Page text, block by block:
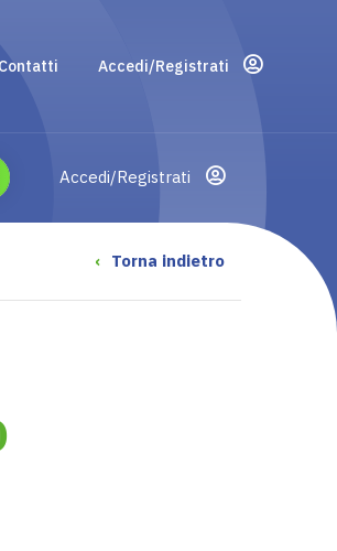
Contatti Accedi/Registrati
Accedi/Registrati
‹ Torna indietro